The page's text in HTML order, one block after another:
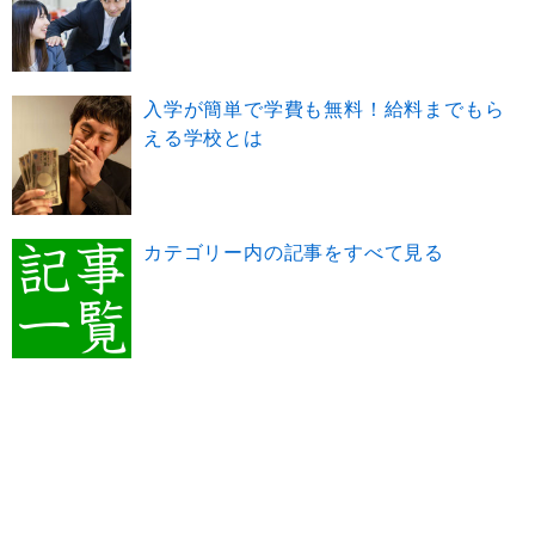
入学が簡単で学費も無料！給料までもら
える学校とは
カテゴリー内の記事をすべて見る